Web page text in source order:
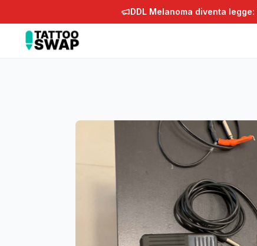
DDL Melanoma diventa legge: